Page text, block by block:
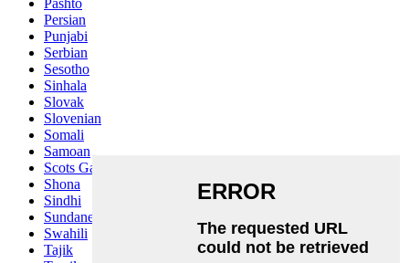
Persian
Punjabi
Serbian
Sesotho
Sinhala
Slovak
Slovenian
Somali
Samoan
Scots Gaelic
Shona
Sindhi
Sundanese
Swahili
Tajik